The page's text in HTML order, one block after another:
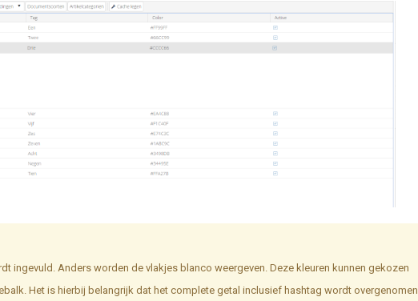
ingevuld. Anders worden de vlakjes blanco weergeven. Deze kleuren kunnen gekozen
Het is hierbij belangrijk dat het complete getal inclusief hashtag wordt overgenomen